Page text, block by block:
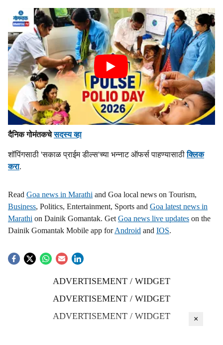
दैनिक गोमंतकचेसदस्य व्हा
शॉपिंगसाठी 'सकाळ प्राईम डील्स'च्या भन्नाट ऑफर्स पाहण्यासाठीक्लिक
करा.
Read Goa news in Marathi and Goa local news on Tourism,
Business, Politics, Entertainment, Sports and Goa latest news in
Marathi on Dainik Gomantak. Get Goa news live updates on the
Dainik Gomantak Mobile app forAndroid and IOS.
ADVERTISEMENT / WIDGET
ADVERTISEMENT / WIDGET
ADVERTISEMENT / WIDGET
×